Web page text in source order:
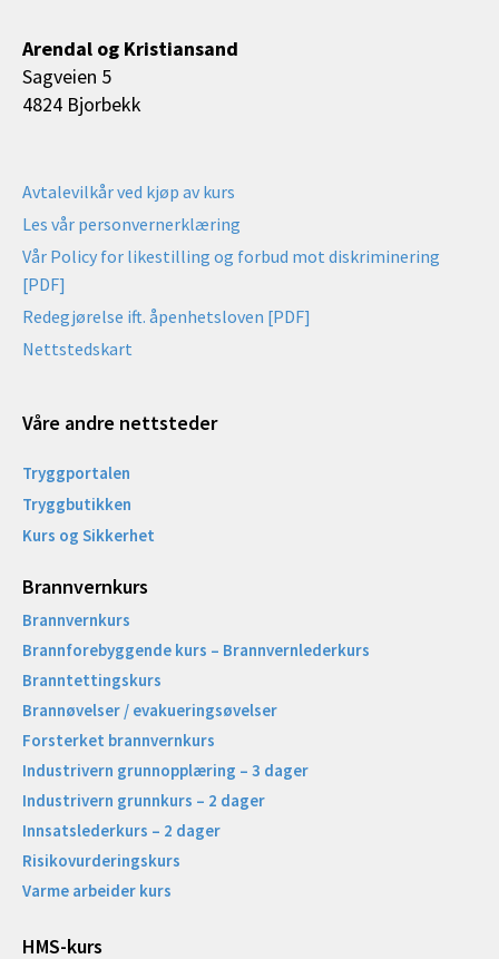
Arendal og Kristiansand
Sagveien 5
4824 Bjorbekk
Avtalevilkår ved kjøp av kurs
Les vår personvernerklæring
Vår Policy for likestilling og forbud mot diskriminering
[PDF]
Redegjørelse ift. åpenhetsloven [PDF]
Nettstedskart
Våre andre nettsteder
Tryggportalen
Tryggbutikken
Kurs og Sikkerhet
Brannvernkurs
Brannvernkurs
Brannforebyggende kurs – Brannvernlederkurs
Branntettingskurs
Brannøvelser / evakueringsøvelser
Forsterket brannvernkurs
Industrivern grunnopplæring – 3 dager
Industrivern grunnkurs – 2 dager
Innsatslederkurs – 2 dager
Risikovurderingskurs
Varme arbeider kurs
HMS-kurs